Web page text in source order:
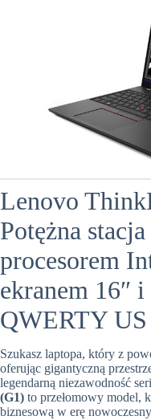
Lenovo
Potężna
procesorem
ekranem 16″
QWERTY US
Szukasz laptopa, który z
oferując gigantyczną
legendarną niezawodność
(G1) to przełomowy model,
biznesową w erę